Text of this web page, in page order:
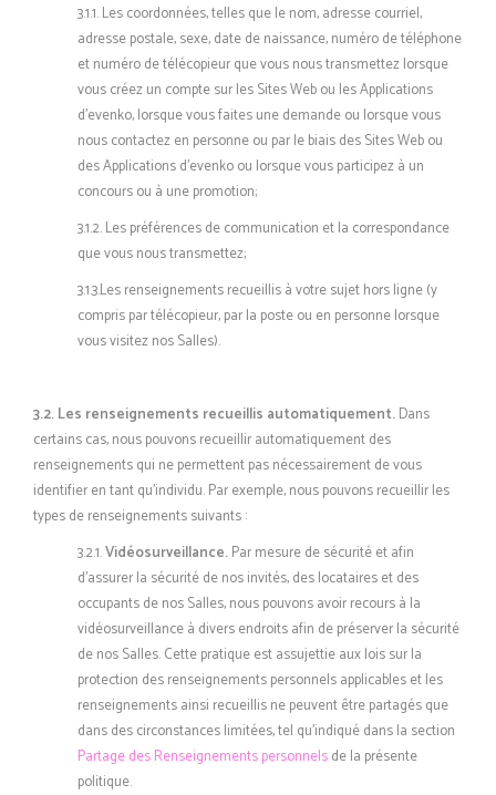
3.1.1. Les coordonnées, telles que le nom, adresse courriel,
adresse postale, sexe, date de naissance, numéro de téléphone
et numéro de télécopieur que vous nous transmettez lorsque
vous créez un compte sur les Sites Web ou les Applications
d’evenko, lorsque vous faites une demande ou lorsque vous
nous contactez en personne ou par le biais des Sites Web ou
des Applications d’evenko ou lorsque vous participez à un
concours ou à une promotion;
3.1.2. Les préférences de communication et la correspondance
que vous nous transmettez;
3.1.3.Les renseignements recueillis à votre sujet hors ligne (y
compris par télécopieur, par la poste ou en personne lorsque
vous visitez nos Salles).
3.2. Les renseignements recueillis automatiquement.Dans
certains cas, nous pouvons recueillir automatiquement des
renseignements qui ne permettent pas nécessairement de vous
identifier en tant qu’individu. Par exemple, nous pouvons recueillir les
types de renseignements suivants :
3.2.1.Vidéosurveillance.Par mesure de sécurité et afin
d’assurer la sécurité de nos invités, des locataires et des
occupants de nos Salles, nous pouvons avoir recours à la
vidéosurveillance à divers endroits afin de préserver la sécurité
de nos Salles. Cette pratique est assujettie aux lois sur la
protection des renseignements personnels applicables et les
renseignements ainsi recueillis ne peuvent être partagés que
dans des circonstances limitées, tel qu’indiqué dans la section
Partage des Renseignements personnelsde la présente
politique.